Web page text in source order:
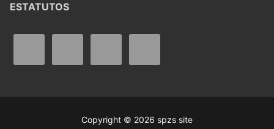
ESTATUTOS
Copyright © 2026 spzs site